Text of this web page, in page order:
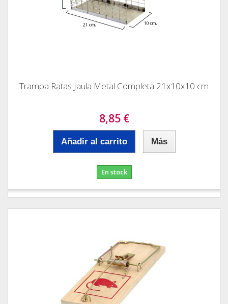
Trampa Ratas Jaula Metal Completa 21x10x10 cm
8,85 €
Añadir al carrito Más
En stock